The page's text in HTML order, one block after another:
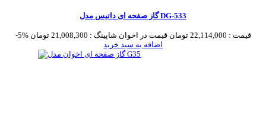
گاز صفحه ای داتیس مدل DG-533
-5% قیمت : 22,114,000 تومان قیمت در اخوان شاپینگ : 21,008,300 تومان
اضافه به سبد خرید